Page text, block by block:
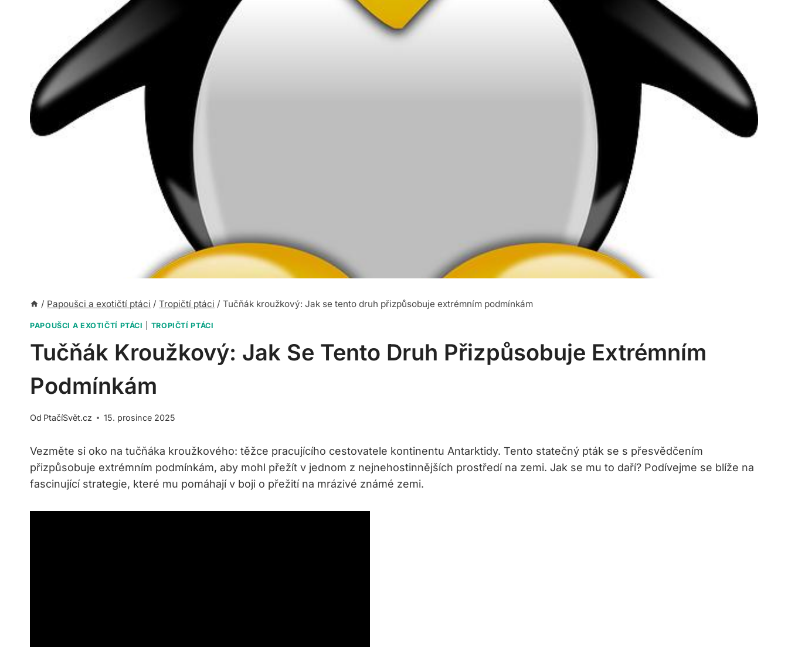
/ Papoušci a exotičtí ptáci / Tropičtí ptáci / Tučňák kroužkový: Jak se tento druh přizpůsobuje extrémním podmínkám
PAPOUŠCI A EXOTIČTÍ PTÁCI TROPIČTÍ PTÁCI
Tučňák Kroužkový: Jak Se Tento Druh Přizpůsobuje Extrémním
Podmínkám
Od PtačíSvět.cz 15. prosince 2025
Vezměte si oko na tučňáka kroužkového: těžce pracujícího cestovatele kontinentu Antarktidy. Tento statečný pták se s přesvědčením
přizpůsobuje extrémním podmínkám, aby mohl přežít v jednom z nejnehostinnějších prostředí na zemi. Jak se mu to daří? Podívejme se blíže na
fascinující strategie, které mu pomáhají v boji o přežití na mrázivé známé zemi.